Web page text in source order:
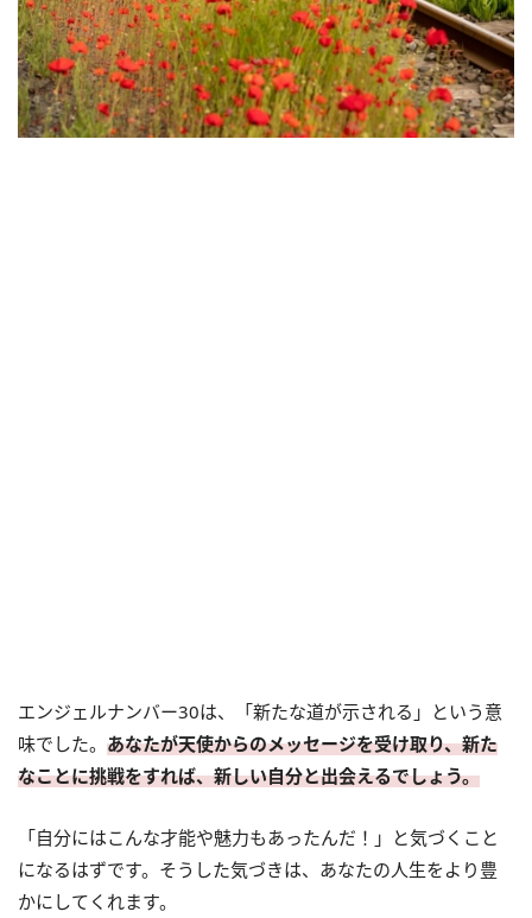
エンジェルナンバー30は、「新たな道が示される」という意
味でした。 あなたが天使からのメッセージを受け取り、新た
なことに挑戦をすれば、新しい自分と出会えるでしょう。
「自分にはこんな才能や魅力もあったんだ！」と気づくこと
になるはずです。そうした気づきは、あなたの人生をより豊
かにしてくれます。